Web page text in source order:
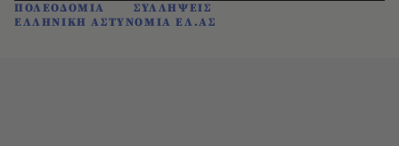
ΠΟΛΕΟΔΟΜΙΑ
ΣΥΛΛΗΨΕΙΣ
ΕΛΛΗΝΙΚΗ ΑΣΤΥΝΟΜΙΑ ΕΛ.ΑΣ